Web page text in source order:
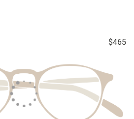
$465